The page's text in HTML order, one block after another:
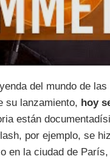
del mundo de
su lanzamiento, hoy
están
por ejemplo, se
en la ciudad de